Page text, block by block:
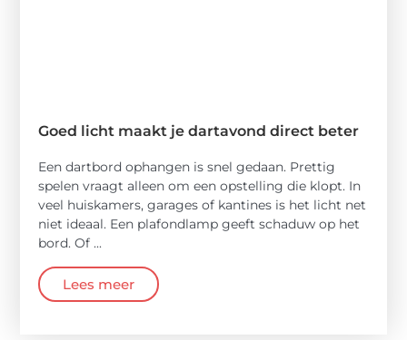
Goed licht maakt je dartavond direct beter
Een dartbord ophangen is snel gedaan. Prettig
spelen vraagt alleen om een opstelling die klopt. In
veel huiskamers, garages of kantines is het licht net
niet ideaal. Een plafondlamp geeft schaduw op het
bord. Of ...
Lees meer